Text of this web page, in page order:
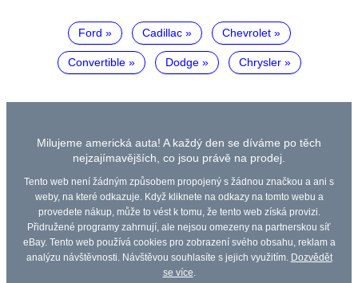
Ford Cadillac Chevrolet
Convertible Dodge Chrysler
Milujeme americká auta! A každý den se díváme po těch
nejzajímavějších, co jsou právě na prodej.
Tento web není žádným způsobem propojený s žádnou značkou a ani s
weby, na které odkazuje. Když kliknete na odkazy na tomto webu a
provedete nákup, může to vést k tomu, že tento web získá provizi.
Přidružené programy zahrnují, ale nejsou omezeny na partnerskou síť
eBay. Tento web používá cookies pro zobrazení svého obsahu, reklam a
analýzu návštěvnosti. Návštěvou souhlasíte s jejich využitím. Dozvědět
se více